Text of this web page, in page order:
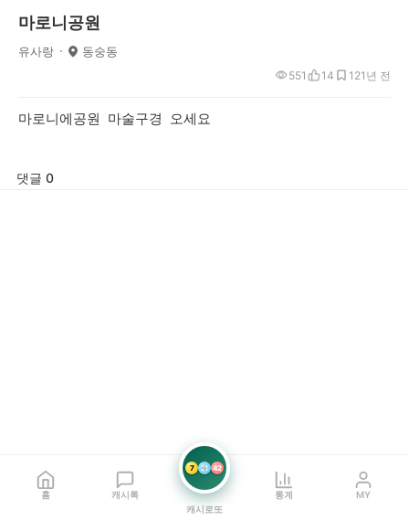
마로니공원
유사랑 동숭동
1년 전
551 14 12
마로니에공원 마술구경 오세요
댓글 0
홈 캐시톡
7 21 42
캐시로또
통계 MY